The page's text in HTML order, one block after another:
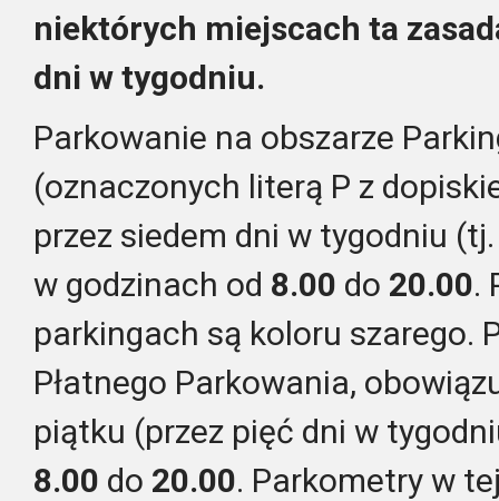
niektórych miejscach ta
dni w tygodniu.
Parkowanie na obszarze
(oznaczonych literą P z
przez siedem dni w tygodniu
w godzinach od 8.00 do 20.00.
parkingach są koloru szarego.
Płatnego Parkowania,
piątku (przez pięć dni w
8.00 do 20.00. Parkometry w